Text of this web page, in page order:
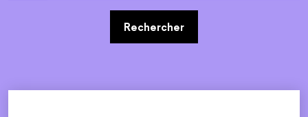
Rechercher